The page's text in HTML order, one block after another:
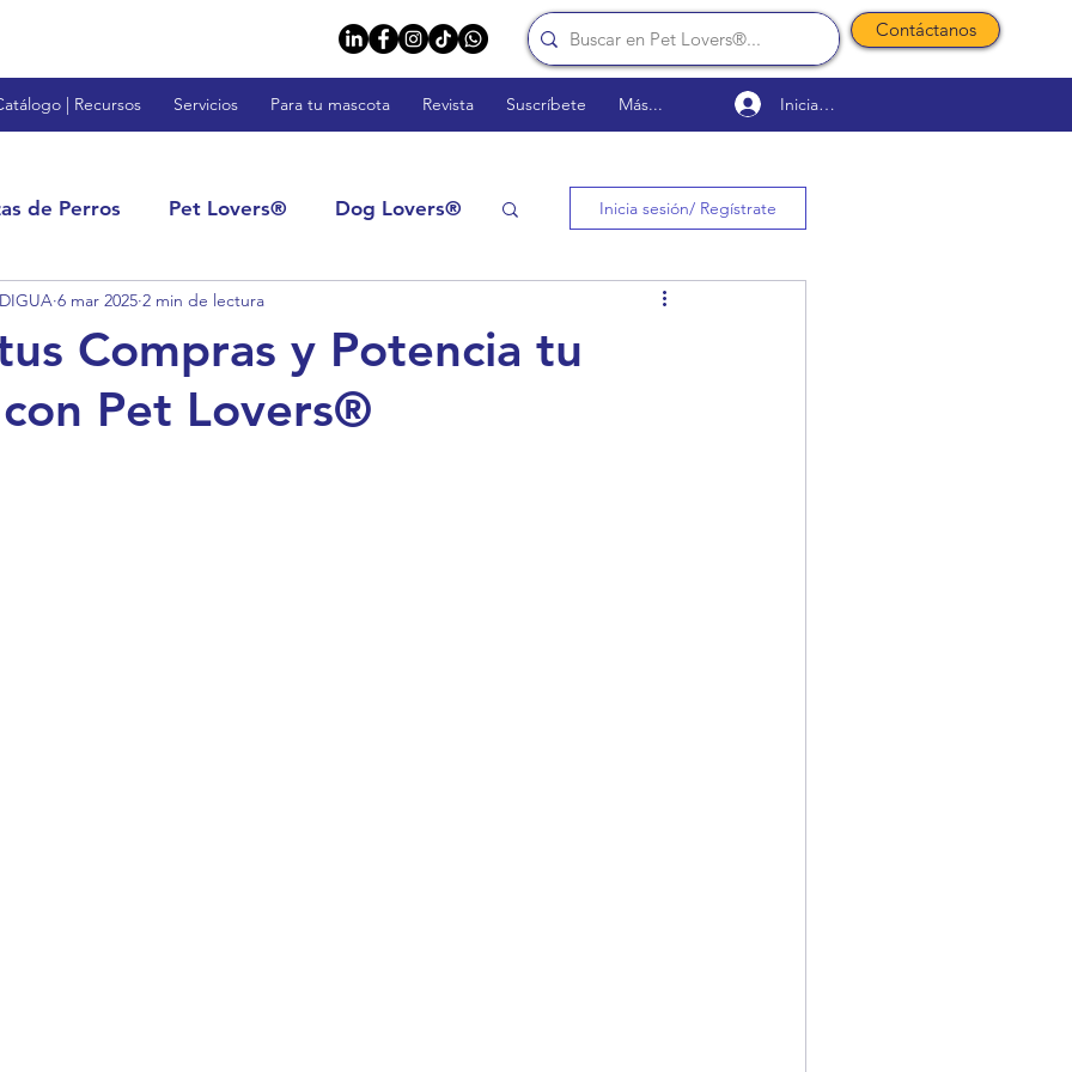
Contáctanos
| Recursos Servicios Para tu mascota Revista Suscríbete Más... Iniciar sesión
de Perros Pet Lovers® Dog Lovers®
Fish Lovers™ Rodent Lovers™
Calidad y Confianza Impulsa tu Negocio
Inicia sesión/ Regístrate
Compras y Potencia tu
Pet Lovers®
6 mar 2025 2 min de lectura